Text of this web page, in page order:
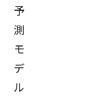
予
測
モ
デ
ル